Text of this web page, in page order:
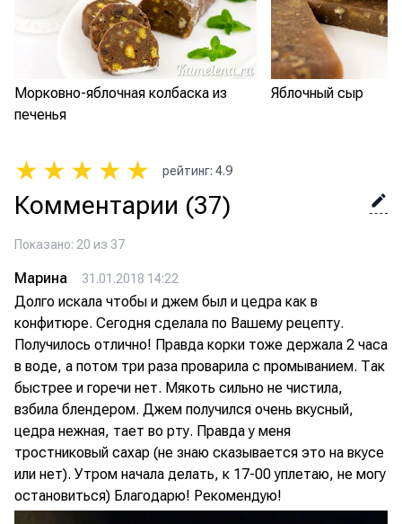
Морковно-яблочная колбаска из
печенья
Яблочный сыр
★ ★ ★ ★ ★ рейтинг: 4.9
Комментарии (37)
Показано: 20 из 37
Марина 31.01.2018 14:22
Долго искала чтобы и джем был и цедра как в
конфитюре. Сегодня сделала по Вашему рецепту.
Получилось отлично! Правда корки тоже держала 2 часа
в воде, а потом три раза проварила с промыванием. Так
быстрее и горечи нет. Мякоть сильно не чистила,
взбила блендером. Джем получился очень вкусный,
цедра нежная, тает во рту. Правда у меня
тростниковый сахар (не знаю сказывается это на вкусе
или нет). Утром начала делать, к 17-00 уплетаю, не могу
остановиться) Благодарю! Рекомендую!